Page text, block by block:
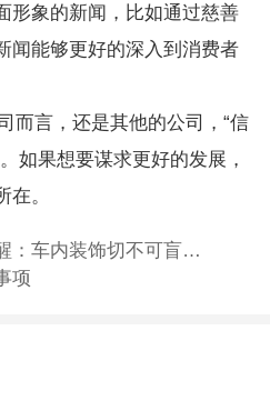
形象的新闻，比如通过慈善
闻能够更好的深入到消费者
言，还是其他的公司，“信
如果想要谋求更好的发展，
。
郑州租车公司提醒：车内装饰切不可盲目！
项